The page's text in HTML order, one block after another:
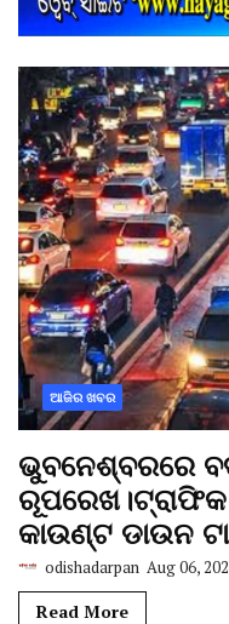
ଆଜିର ଖବର
ଭୁବନେଶ୍ବରରେ
କାଉଣ୍ଟ ଡାଉନ
odishadarpan Aug 06,
Read More